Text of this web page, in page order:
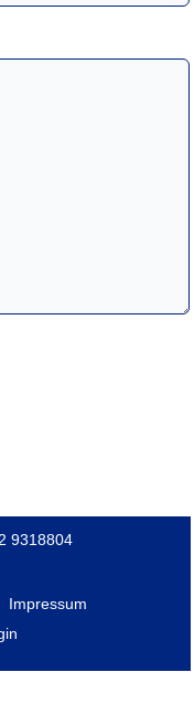
9318804
Impressum